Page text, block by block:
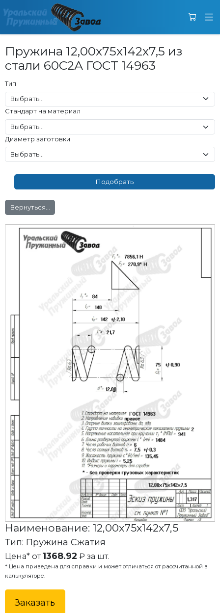
Пружина 12,00x75x142x7,5 из
стали 60С2А ГОСТ 14963
Тип
Стандарт на материал
Диаметр заготовки
Вернуться...
Наименование: 12,00x75x142x7,5
Тип: Пружина Сжатия
Цена* от1368.92 ₽ за шт.
* Цена приведена для справки и может отличаться от рассчитанной в
калькуляторе.
Заказать